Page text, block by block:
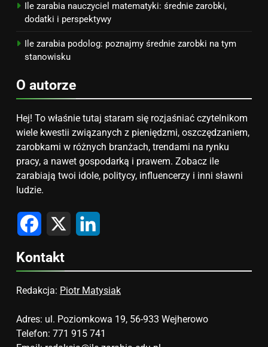
Ile zarabia nauczyciel matematyki: średnie zarobki,
dodatki i perspektywy
Ile zarabia podolog: poznajmy średnie zarobki na tym
stanowisku
O autorze
Hej! To właśnie tutaj staram się rozjaśniać czytelnikom
wiele kwestii związanych z pieniędzmi, oszczędzaniem,
zarobkami w różnych branżach, trendami na rynku
pracy, a nawet gospodarką i prawem. Zobacz ile
zarabiają twoi idole, politycy, influencerzy i inni sławni
ludzie.
Facebook
X
Kontakt
Redakcja: Piotr Matysiak
Adres: ul. Poziomkowa 19, 56-933 Wejherowo
Telefon: 771 915 741